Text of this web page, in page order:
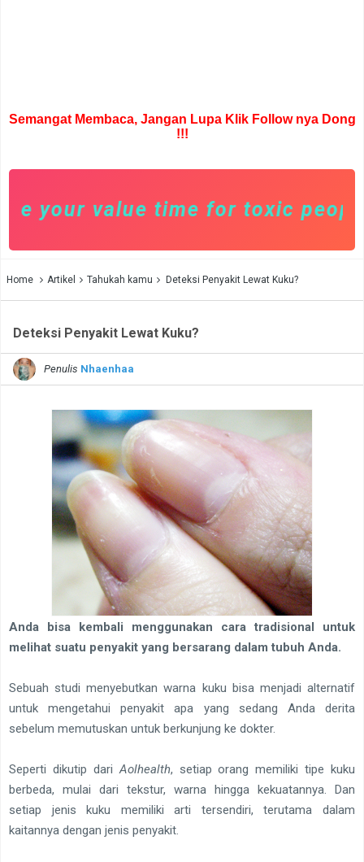
Semangat Membaca, Jangan Lupa Klik Follow nya Dong
!!!
your value time for toxic people.
Home Artikel Tahukah kamu Deteksi Penyakit Lewat Kuku?
Deteksi Penyakit Lewat Kuku?
Penulis Nhaenhaa
Anda bisa kembali menggunakan cara tradisional untuk
melihat suatu penyakit yang bersarang dalam tubuh Anda.
Sebuah studi menyebutkan warna kuku bisa menjadi alternatif
untuk mengetahui penyakit apa yang sedang Anda derita
sebelum memutuskan untuk berkunjung ke dokter.
Seperti dikutip dariAolhealth, setiap orang memiliki tipe kuku
berbeda, mulai dari tekstur, warna hingga kekuatannya. Dan
setiap jenis kuku memiliki arti tersendiri, terutama dalam
kaitannya dengan jenis penyakit.